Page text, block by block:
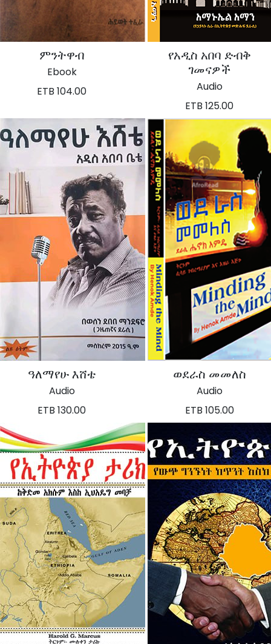
ምንትዋብ
Ebook
ETB 104.00
የአዲስ አበባ ድብቅ
ገመናዎች
Audio
ETB 125.00
ዓለማየሁ እሸቴ
Audio
ETB 130.00
ወደራስ መመለስ
Audio
ETB 105.00